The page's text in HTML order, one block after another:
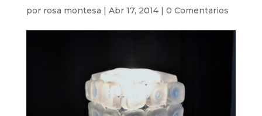
por rosa montesa | Abr 17, 2014| 0 Comentarios